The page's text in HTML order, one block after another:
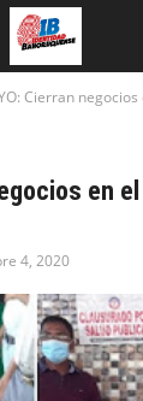
Cierran
en
4, 2020